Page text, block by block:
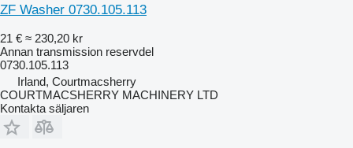
ZF Washer 0730.105.113
21 € ≈ 230,20 kr
Annan transmission reservdel
0730.105.113
Irland, Courtmacsherry
COURTMACSHERRY MACHINERY LTD
Kontakta säljaren